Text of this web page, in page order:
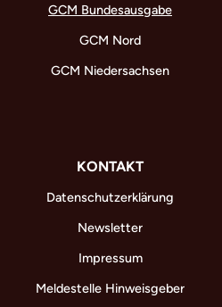
GCM Bundesausgabe
GCM Nord
GCM Niedersachsen
KONTAKT
Datenschutzerklärung
Newsletter
Impressum
Meldestelle Hinweisgeber